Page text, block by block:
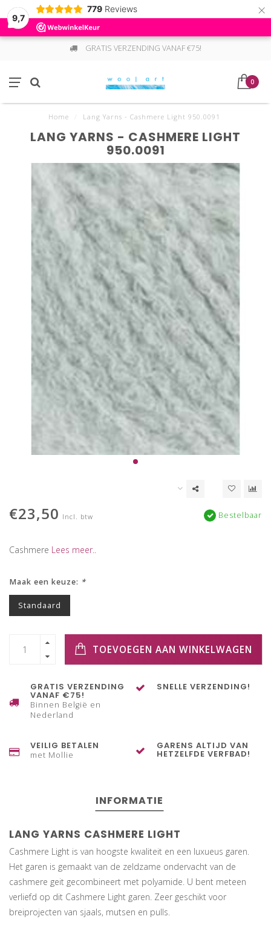
9,7
779 Reviews ×
GRATIS VERZENDING VANAF €75!
0
Home Lang Yarns - Cashmere Light 950.0091
LANG YARNS - CASHMERE LIGHT
950.0091
€23,50 Incl. btw Bestelbaar
Cashmere Lees meer..
Maak een keuze: *
Standaard
TOEVOEGEN AAN WINKELWAGEN
GRATIS VERZENDING
VANAF €75!
Binnen België en
Nederland
SNELLE VERZENDING!
VEILIG BETALEN
met Mollie
GARENS ALTIJD VAN
HETZELFDE VERFBAD!
INFORMATIE
LANG YARNS CASHMERE LIGHT
Cashmere Light is van hoogste kwaliteit en een luxueus garen.
Het garen is gemaakt van de zeldzame ondervacht van de
cashmere geit gecombineert met polyamide. U bent meteen
verliefd op dit Cashmere Light garen. Zeer geschikt voor
breiprojecten van sjaals, mutsen en pulls.